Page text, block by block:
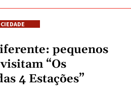
pequenos
“Os
4 Estações”